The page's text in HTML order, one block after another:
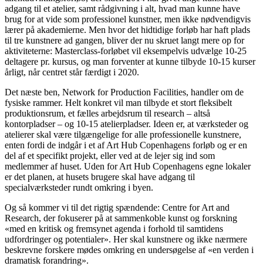
adgang til et atelier, samt rådgivning i alt, hvad man kunne have
brug for at vide som professionel kunstner, men ikke nødvendigvis
lærer på akademierne. Men hvor det hidtidige forløb har haft plads
til tre kunstnere ad gangen, bliver der nu skruet langt mere op for
aktiviteterne: Masterclass-forløbet vil eksempelvis udvælge 10-25
deltagere pr. kursus, og man forventer at kunne tilbyde 10-15 kurser
årligt, når centret står færdigt i 2020.
Det næste ben, Network for Production Facilities, handler om de
fysiske rammer. Helt konkret vil man tilbyde et stort fleksibelt
produktionsrum, et fælles arbejdsrum til research – altså
kontorpladser – og 10-15 atelierpladser. Ideen er, at værksteder og
atelierer skal være tilgængelige for alle professionelle kunstnere,
enten fordi de indgår i et af Art Hub Copenhagens forløb og er en
del af et specifikt projekt, eller ved at de lejer sig ind som
medlemmer af huset. Uden for Art Hub Copenhagens egne lokaler
er det planen, at husets brugere skal have adgang til
specialværksteder rundt omkring i byen.
Og så kommer vi til det rigtig spændende: Centre for Art and
Research, der fokuserer på at sammenkoble kunst og forskning
«med en kritisk og fremsynet agenda i forhold til samtidens
udfordringer og potentialer». Her skal kunstnere og ikke nærmere
beskrevne forskere mødes omkring en undersøgelse af «en verden i
dramatisk forandring».